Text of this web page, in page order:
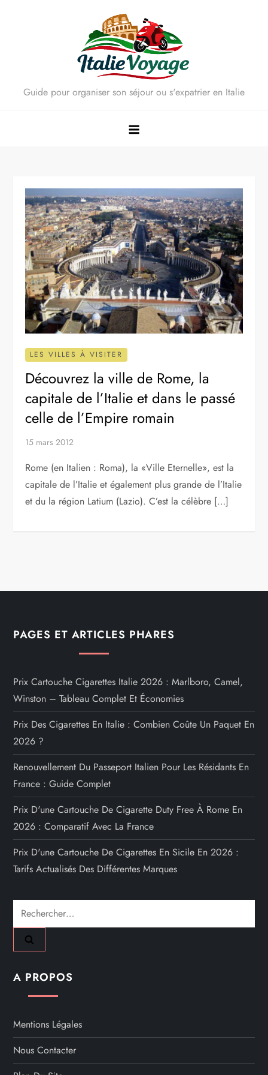
Guide pour organiser son séjour ou s'expatrier en Italie
LES VILLES À VISITER
Découvrez la ville de Rome, la
capitale de l’Italie et dans le passé
celle de l’Empire romain
15 mars 2012
Rome (en Italien : Roma), la «Ville Eternelle», est la
capitale de l’Italie et également plus grande de l’Italie
et du la région Latium (Lazio). C’est la célèbre […]
PAGES ET ARTICLES PHARES
Prix Cartouche Cigarettes Italie 2026 : Marlboro, Camel,
Winston – Tableau Complet Et Économies
Prix Des Cigarettes En Italie : Combien Coûte Un Paquet En
2026 ?
Renouvellement Du Passeport Italien Pour Les Résidants En
France : Guide Complet
Prix D'une Cartouche De Cigarette Duty Free À Rome En
2026 : Comparatif Avec La France
Prix D'une Cartouche De Cigarettes En Sicile En 2026 :
Tarifs Actualisés Des Différentes Marques
Rechercher :
A PROPOS
Mentions Légales
Nous Contacter